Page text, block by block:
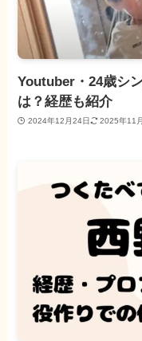
Youtuber・24歳シ
は？経歴も紹介
2024年12月24日 2025年11